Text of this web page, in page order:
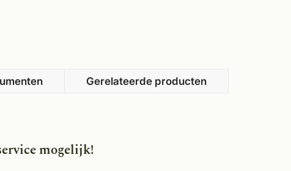
Gerelateerde producten
mogelijk!